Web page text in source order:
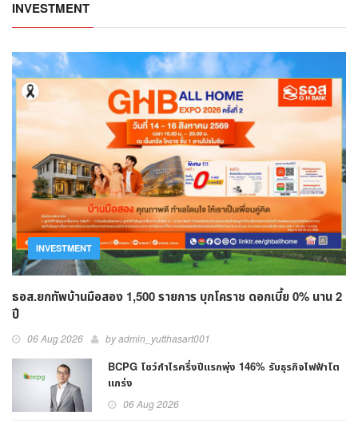
INVESTMENT
INVESTMENT
ธอส.ยกทัพบ้านมือสอง 1,500 รายการ บุกโคราช ดอกเบี้ย 0% นาน 2
ปี
06 Aug 2026 by admin_yutthasart001
BCPG โชว์กำไรครึ่งปีแรกพุ่ง 146% รับธุรกิจไฟฟ้าโต
แกร่ง
06 Aug 2026